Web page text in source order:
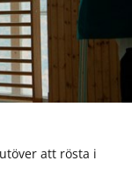
att rösta i